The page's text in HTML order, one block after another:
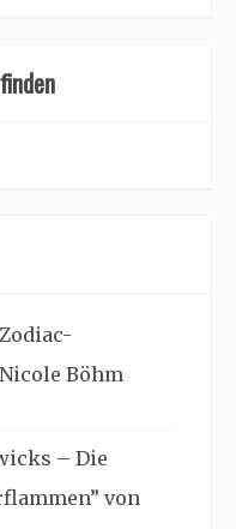
Böhm
– Die
von